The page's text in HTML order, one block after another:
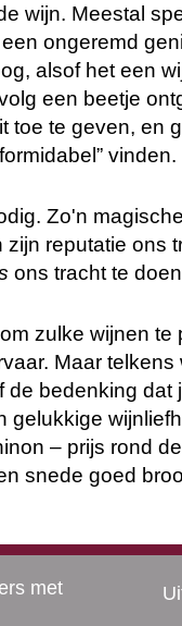
wijn. Meestal
ongeremd
alsof het een
een beetje
toe te geven, en
vinden.
Zo'n
reputatie ons
ons tracht te
zulke wijnen te
Maar
de bedenking dat
gelukkige
– prijs rond
snede goed
met